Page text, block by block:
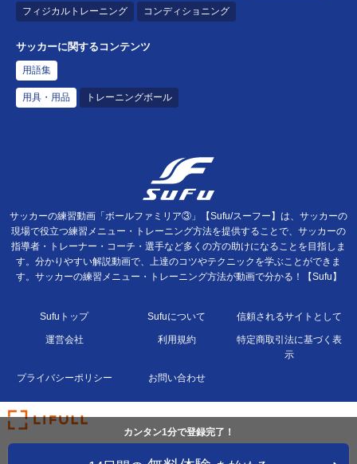
フィジカルトレーニング コンディショニング
サッカーに関するコンテンツ
用語集
用具・用品 トレーニングボール
カンタン1分で登録完了！
サッカーの練習動画「ボールファミリア③」【Sufu/スーフー】は、サッカーの
現場で役立つ練習メニュー・トレーニング方法を提供することで、サッカーの
指導者・トレーナー・コーチ・選手など多くの方の助けになることを目指しま
す。分かりやすい解説動画で、上達のコツやテクニックを学ぶことができま
す。サッカーの練習メニュー・トレーニング方法が動画で分かる！【Sufu】
Sufuトップ Sufuについて 信頼されるサイトとして
運営会社 利用規約
特定商取引法に基づく表
示
プライバシーポリシー お問い合わせ